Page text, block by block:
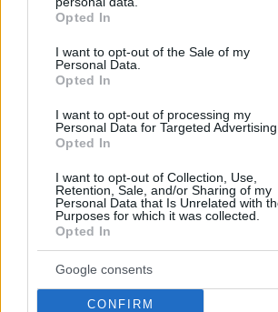
grant or deny consent to Google and its
use your data for below specified purposes
consent section.
Opted In
I want to opt-out of the Sale of my
Personal Data.
Opted In
I want to opt-out of processing my
Personal Data for Targeted Advertising.
Opted In
I want to opt-out of Collection, Use,
Retention, Sale, and/or Sharing of my
Personal Data that Is Unrelated with
Purposes for which it was collected.
Opted In
Google consents
CONFIRM